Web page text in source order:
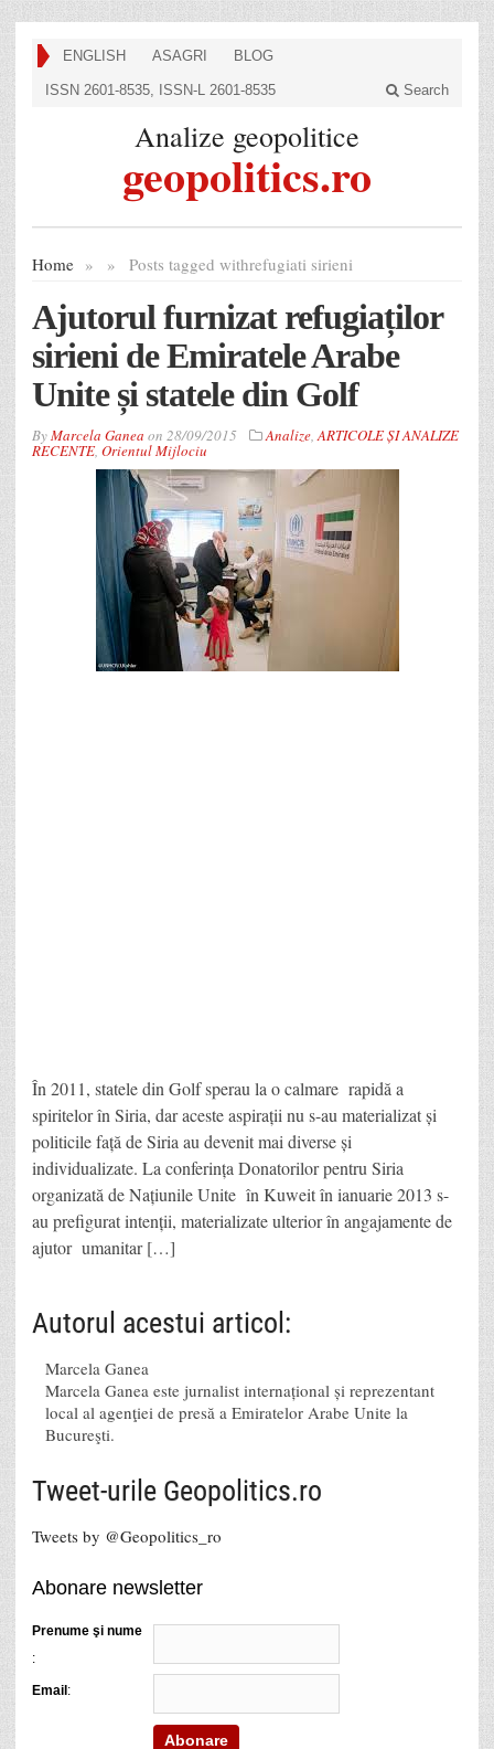
ENGLISH ASAGRI BLOG
ISSN 2601-8535, ISSN-L 2601-8535 Search
Analize geopolitice
geopolitics.ro
Home » Posts tagged with
» refugiati sirieni
Ajutorul furnizat refugiaților
sirieni de Emiratele Arabe
Unite și statele din Golf
ByMarcela Ganea on 28/09/2015 Analize,ARTICOLE ȘI ANALIZE
RECENTE, Orientul Mijlociu
În 2011, statele din Golf sperau la o calmare rapidă a
spiritelor în Siria, dar aceste aspirații nu s-au materializat și
politicile față de Siria au devenit mai diverse și
individualizate. La conferința Donatorilor pentru Siria
organizată de Națiunile Unite în Kuweit în ianuarie 2013 s-
au prefigurat intenții, materializate ulterior în angajamente de
ajutor umanitar […]
Autorul acestui articol:
Marcela Ganea
Marcela Ganea este jurnalist internațional și reprezentant
local al agenţiei de presă a Emiratelor Arabe Unite la
Bucureşti.
Tweet-urile Geopolitics.ro
Tweets by @Geopolitics_ro
Abonare newsletter
Prenume şi nume
:
Email: